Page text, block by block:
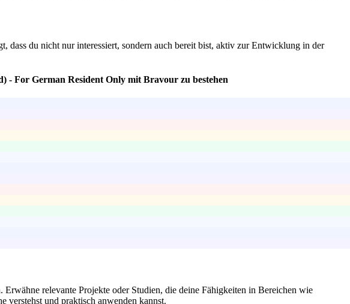
dass du nicht nur interessiert, sondern auch bereit bist, aktiv zur Entwicklung in der
- For German Resident Only mit Bravour zu bestehen
relevante Projekte oder Studien, die deine Fähigkeiten in Bereichen wie
verstehst und praktisch anwenden kannst.